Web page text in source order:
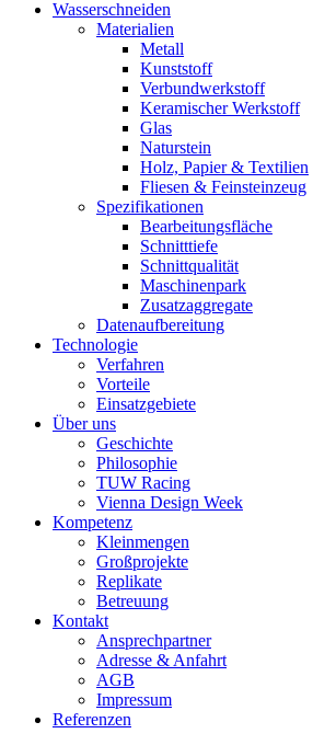
Wasserschneiden
Materialien
Metall
Kunststoff
Verbundwerkstoff
Keramischer Werkstoff
Glas
Naturstein
Holz, Papier & Textilien
Fliesen & Feinsteinzeug
Spezifikationen
Bearbeitungsfläche
Schnitttiefe
Schnittqualität
Maschinenpark
Zusatzaggregate
Datenaufbereitung
Technologie
Verfahren
Vorteile
Einsatzgebiete
Über uns
Geschichte
Philosophie
TUW Racing
Vienna Design Week
Kompetenz
Kleinmengen
Großprojekte
Replikate
Betreuung
Kontakt
Ansprechpartner
Adresse & Anfahrt
AGB
Impressum
Referenzen